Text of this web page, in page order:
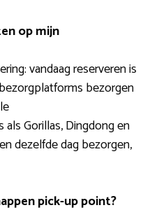
op mijn
vandaag reserveren is
bezorgen
Gorillas, Dingdong en
dezelfde dag bezorgen,
pick-up point?